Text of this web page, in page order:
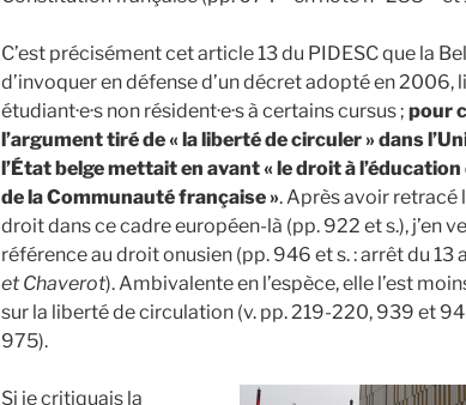
C’est précisément cet article 13 du PIDESC que la
d’invoquer en défense d’un décret adopté en 2006,
étudiant·e·s non résident·e·s à certains cursus ; pour
l’argument tiré de « la liberté de circuler » dans
l’État belge mettait en avant « le droit à
de la Communauté française ». Après avoir retracé
droit dans ce cadre européen-là (pp. 922 et s.), j’en
référence au droit onusien (pp. 946 et s. : arrêt du 13
et Chaverot). Ambivalente en l’espèce, elle l’est
sur la liberté de circulation (v. pp. 219-220, 939 et
975).
Si je critiquais la